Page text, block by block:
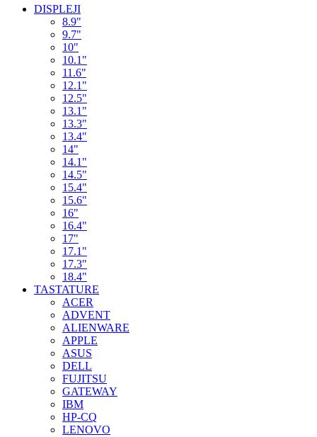
DISPLEJI
8.9"
9.7"
10"
10.1"
11.6"
12.1"
12.5"
13.1"
13.3"
13.4"
14"
14.1"
14.5"
15.4"
15.6"
16"
16.4"
17"
17.1"
17.3"
18.4"
TASTATURE
ACER
ADVENT
ALIENWARE
APPLE
ASUS
DELL
FUJITSU
GATEWAY
IBM
HP-CQ
LENOVO